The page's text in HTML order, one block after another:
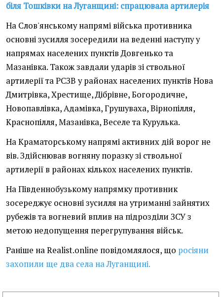
біля Тошківки на Луганщині: спрацювала артилерія
На Слов'янському напрямі війська противника
основні зусилля зосередили на веденні наступу у
напрямах населених пунктів Довгенько та
Мазанівка. Також завдали ударів зі ствольної
артилерії та РСЗВ у районах населених пунктів Нова
Дмитрівка, Хрестище, Дібрівне, Богородичне,
Новопавлівка, Адамівка, Грушуваха, Вірнопілля,
Краснопілля, Мазанівка, Веселе та Курулька.
На Краматорському напрямі активних дій ворог не
вів. Здійснював вогняну поразку зі ствольної
артилерії в районах кількох населених пунктів.
На Південнобузькому напрямку противник
зосереджує основні зусилля на утриманні зайнятих
рубежів та вогневий вплив на підрозділи ЗСУ з
метою недопущення перегрупування військ.
Раніше на Realist.online повідомлялося, що росіяни
захопили ще два села на Луганщині.